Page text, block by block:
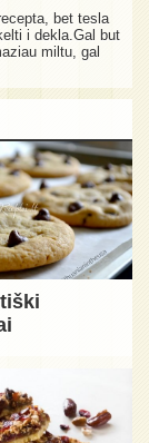
bet tesla
i dekla.Gal but
miltu, gal